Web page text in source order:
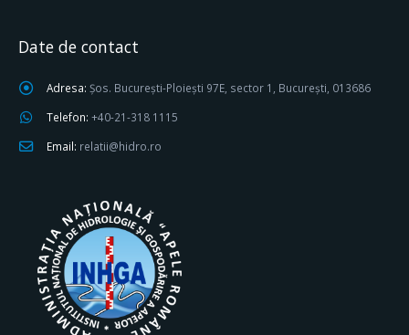
Date de contact
Adresa: Șos. București-Ploiești 97E, sector 1, București, 013686
Telefon: +40-21-318 1115
Email: relatii@hidro.ro